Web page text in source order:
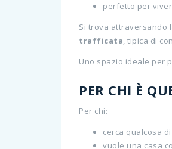
perfetto per
Si trova attraversando
trafficata, tipica di
Uno spazio ideale per
PER CHI È
Per chi:
cerca qualcosa
vuole una casa